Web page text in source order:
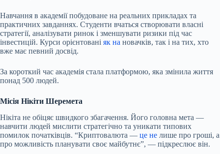
Навчання в академії побудоване на реальних прикладах та
практичних завданнях. Студенти вчаться створювати власні
стратегії, аналізувати ринок і зменшувати ризики під час
інвестицій. Курси орієнтовані як на новачків, так і на тих, хто
вже має певний досвід.
За короткий час академія стала платформою, яка змінила життя
понад 500 людей.
Місія Нікіти Шеремета
Нікіта не обіцяє швидкого збагачення. Його головна мета —
навчити людей мислити стратегічно та уникати типових
помилок початківців. “Криптовалюта — це не лише про гроші, а
про можливість планувати своє майбутнє”, — підкреслює він.